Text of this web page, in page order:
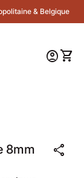
& Belgique
Compte
account_circle Voir
shopping_cart
8mm share